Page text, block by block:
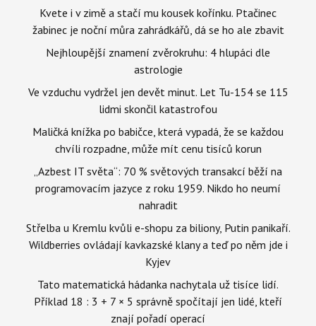
Kvete i v zimě a stačí mu kousek kořínku. Ptačinec
žabinec je noční můra zahrádkářů, dá se ho ale zbavit
Nejhloupější znamení zvěrokruhu: 4 hlupáci dle
astrologie
Ve vzduchu vydržel jen devět minut. Let Tu-154 se 115
lidmi skončil katastrofou
Maličká knížka po babičce, která vypadá, že se každou
chvíli rozpadne, může mít cenu tisíců korun
„Azbest IT světa“: 70 % světových transakcí běží na
programovacím jazyce z roku 1959. Nikdo ho neumí
nahradit
Střelba u Kremlu kvůli e-shopu za biliony, Putin panikaří.
Wildberries ovládají kavkazské klany a teď po něm jde i
Kyjev
Tato matematická hádanka nachytala už tisíce lidí.
Příklad 18 : 3 + 7 × 5 správně spočítají jen lidé, kteří
znají pořadí operací